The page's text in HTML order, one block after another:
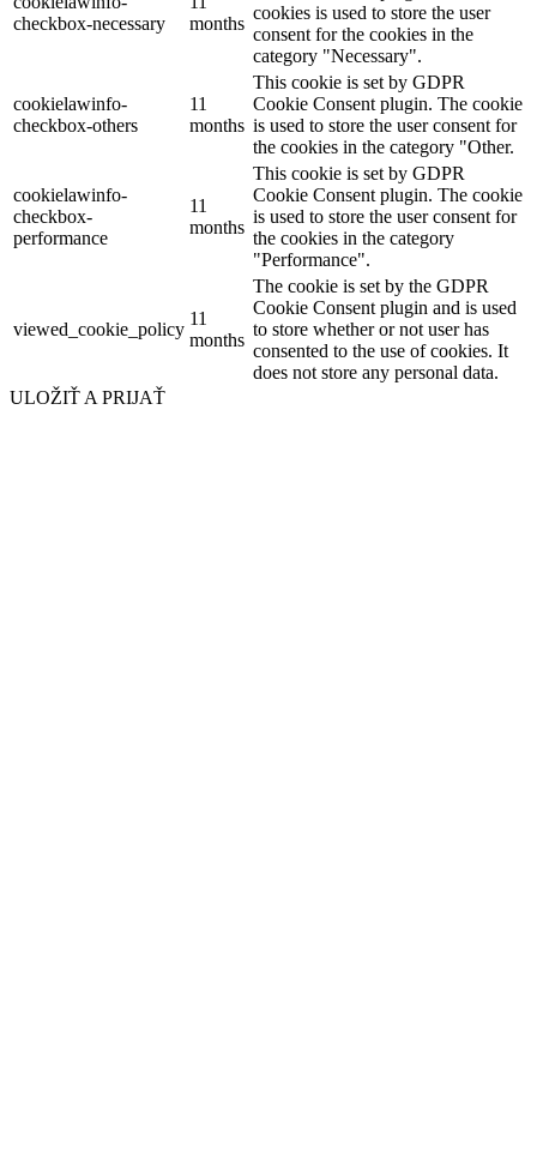
checkbox-necessary
months
cookies is used to store the user
consent for the cookies in the
category "Necessary".
cookielawinfo-
checkbox-others
11
months
This cookie is set by GDPR
Cookie Consent plugin. The cookie
is used to store the user consent for
the cookies in the category "Other.
cookielawinfo-
checkbox-
performance
11
months
This cookie is set by GDPR
Cookie Consent plugin. The cookie
is used to store the user consent for
the cookies in the category
"Performance".
viewed_cookie_policy
11
months
The cookie is set by the GDPR
Cookie Consent plugin and is used
to store whether or not user has
consented to the use of cookies. It
does not store any personal data.
ULOŽIŤ A PRIJAŤ